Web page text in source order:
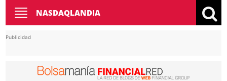
Toggle
navigation
NASDAQLANDIA
Publicidad